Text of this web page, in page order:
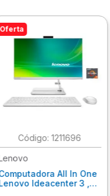
Oferta
:1211696
All In One
Ideacenter 3 ,